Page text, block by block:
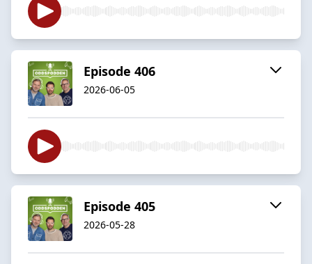
Episode 406
2026-06-05
Episode 405
2026-05-28